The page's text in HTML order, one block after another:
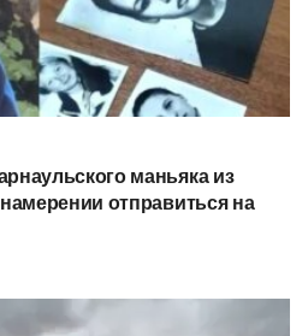
маньяка из
отправиться на